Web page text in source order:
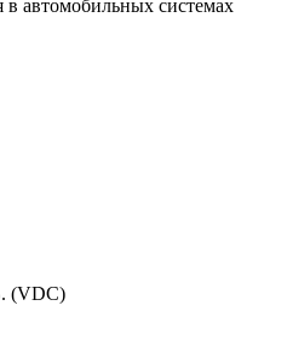
в автомобильных системах
(VDC)